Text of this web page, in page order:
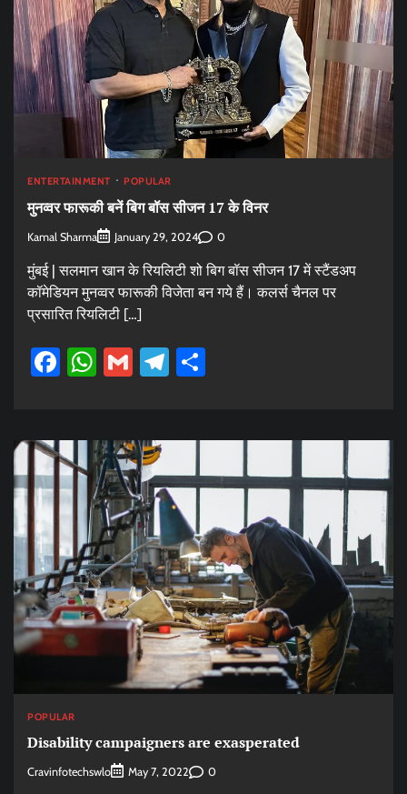
ENTERTAINMENT POPULAR
मुनव्वर फारूकी बनें बिग बॉस सीजन 17 के विनर
Kamal Sharma January 29, 2024 0
मुंबई | सलमान खान के रियलिटी शो बिग बॉस सीजन 17 में स्टैंडअप
कॉमेडियन मुनव्वर फारूकी विजेता बन गये हैं। कलर्स चैनल पर
प्रसारित रियलिटी […]
Facebook
WhatsApp
GmailTelegram
POPULAR
Disability campaigners are exasperated
Cravinfotechswlo May 7, 2022 0